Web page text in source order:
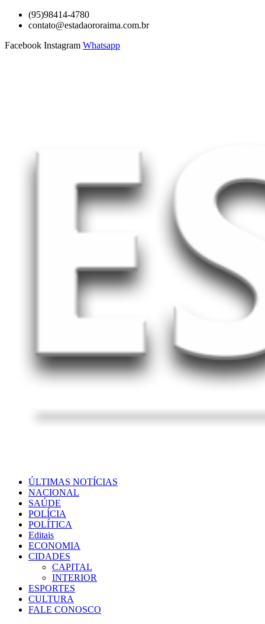
para
conteúdo
(95)98414-4780
contato@estadaororaima.com.br
Facebook Instagram Whatsapp
ÚLTIMAS NOTÍCIAS
NACIONAL
SAÚDE
POLÍCIA
POLÍTICA
Editais
ECONOMIA
CIDADES
CAPITAL
INTERIOR
ESPORTES
CULTURA
FALE CONOSCO